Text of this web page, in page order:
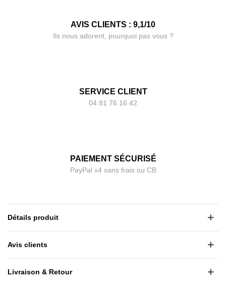
AVIS CLIENTS : 9,1/10
Ils nous adorent, pourquoi pas vous ?
SERVICE CLIENT
04 81 76 16 42
PAIEMENT SÉCURISÉ
PayPal x4 sans frais ou CB
Détails produit
Avis clients
Livraison & Retour